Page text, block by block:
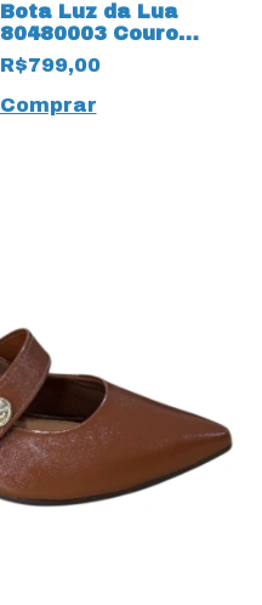
Bota Luz da Lua
80480003 Couro
Natural Saara 17217
Preto
R$799,00
Comprar